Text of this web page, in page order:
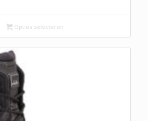
is:
€ 7,50.
Opties selecteren